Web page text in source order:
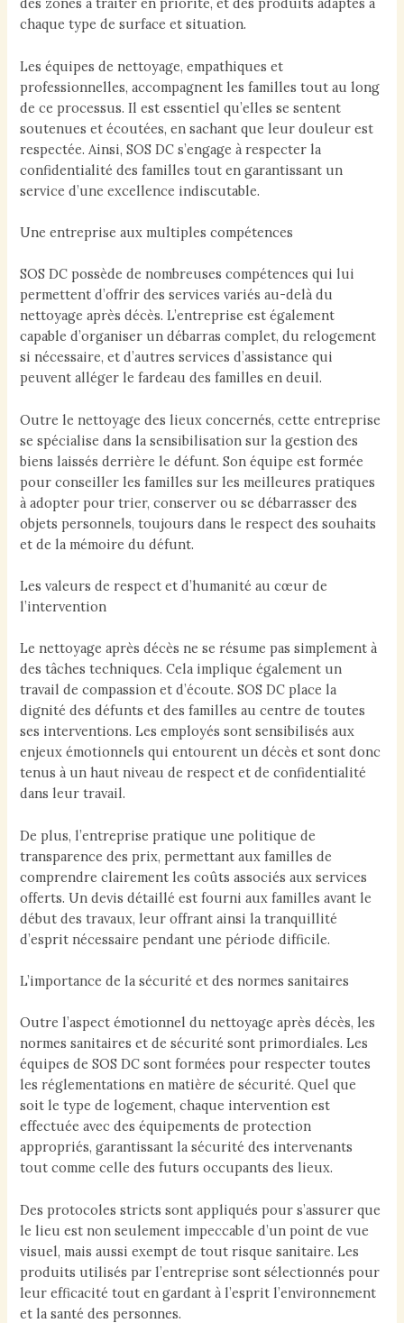
des zones à traiter en priorité, et des produits adaptés à
chaque type de surface et situation.
Les équipes de nettoyage, empathiques et
professionnelles, accompagnent les familles tout au long
de ce processus. Il est essentiel qu’elles se sentent
soutenues et écoutées, en sachant que leur douleur est
respectée. Ainsi, SOS DC s’engage à respecter la
confidentialité des familles tout en garantissant un
service d’une excellence indiscutable.
Une entreprise aux multiples compétences
SOS DC possède de nombreuses compétences qui lui
permettent d’offrir des services variés au-delà du
nettoyage après décès. L’entreprise est également
capable d’organiser un débarras complet, du relogement
si nécessaire, et d’autres services d’assistance qui
peuvent alléger le fardeau des familles en deuil.
Outre le nettoyage des lieux concernés, cette entreprise
se spécialise dans la sensibilisation sur la gestion des
biens laissés derrière le défunt. Son équipe est formée
pour conseiller les familles sur les meilleures pratiques
à adopter pour trier, conserver ou se débarrasser des
objets personnels, toujours dans le respect des souhaits
et de la mémoire du défunt.
Les valeurs de respect et d’humanité au cœur de
l’intervention
Le nettoyage après décès ne se résume pas simplement à
des tâches techniques. Cela implique également un
travail de compassion et d’écoute. SOS DC place la
dignité des défunts et des familles au centre de toutes
ses interventions. Les employés sont sensibilisés aux
enjeux émotionnels qui entourent un décès et sont donc
tenus à un haut niveau de respect et de confidentialité
dans leur travail.
De plus, l’entreprise pratique une politique de
transparence des prix, permettant aux familles de
comprendre clairement les coûts associés aux services
offerts. Un devis détaillé est fourni aux familles avant le
début des travaux, leur offrant ainsi la tranquillité
d’esprit nécessaire pendant une période difficile.
L’importance de la sécurité et des normes sanitaires
Outre l’aspect émotionnel du nettoyage après décès, les
normes sanitaires et de sécurité sont primordiales. Les
équipes de SOS DC sont formées pour respecter toutes
les réglementations en matière de sécurité. Quel que
soit le type de logement, chaque intervention est
effectuée avec des équipements de protection
appropriés, garantissant la sécurité des intervenants
tout comme celle des futurs occupants des lieux.
Des protocoles stricts sont appliqués pour s’assurer que
le lieu est non seulement impeccable d’un point de vue
visuel, mais aussi exempt de tout risque sanitaire. Les
produits utilisés par l’entreprise sont sélectionnés pour
leur efficacité tout en gardant à l’esprit l’environnement
et la santé des personnes.